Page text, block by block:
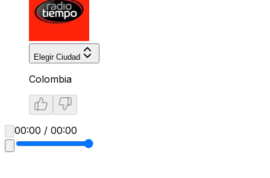
Elegir Ciudad
Colombia
00:00 / 00:00